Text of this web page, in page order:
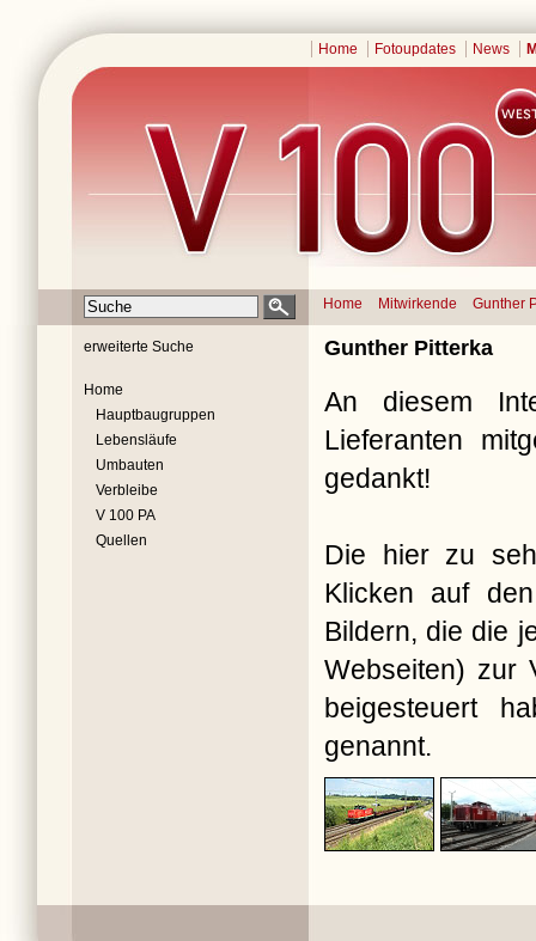
Home Fotoupdates News
Home Mitwirkende Gunther
erweiterte Suche
Home
Hauptbaugruppen
Lebensläufe
Umbauten
Verbleibe
V 100 PA
Quellen
Gunther Pitterka
An diesem
Lieferanten
gedankt!
Die hier zu
Klicken auf
Bildern, die die
Webseiten) zur
beigesteuert
genannt.